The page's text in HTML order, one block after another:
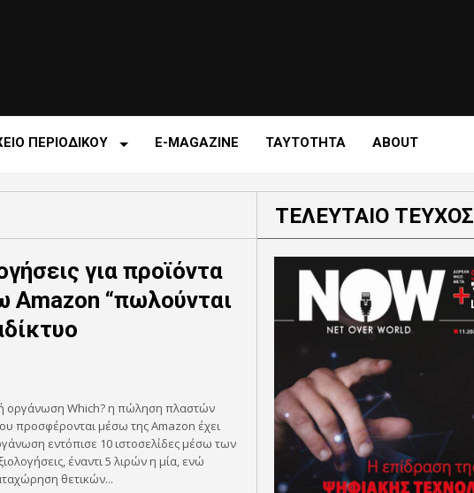
ΠΕΡΙΟΔΙΚΟΥ E-MAGAZINE ΤΑΥΤΟΤΗΤΑ ABOUT
για προϊόντα
Amazon “πωλούνται
οργάνωση Which? η πώληση πλαστών
προσφέρονται μέσω της Amazon έχει
εντόπισε 10 ιστοσελίδες μέσω των
έναντι 5 λιρών η μία, ενώ
θετικών...
ΤΕΛΕΥΤΑΙΟ ΤΕΥΧΟΣ